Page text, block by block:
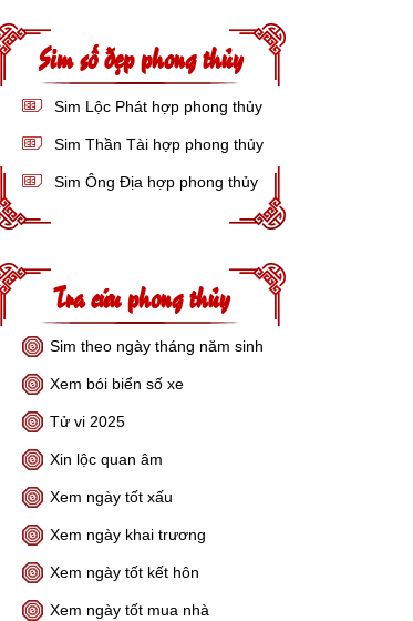
Sim số đẹp phong thủy
Sim Lộc Phát hợp phong thủy
Sim Thần Tài hợp phong thủy
Sim Ông Địa hợp phong thủy
Tra cứu phong thủy
Sim theo ngày tháng năm sinh
Xem bói biển số xe
Tử vi 2025
Xin lộc quan âm
Xem ngày tốt xấu
Xem ngày khai trương
Xem ngày tốt kết hôn
Xem ngày tốt mua nhà